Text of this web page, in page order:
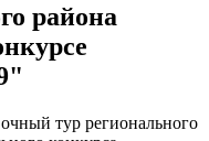
района
тур регионального